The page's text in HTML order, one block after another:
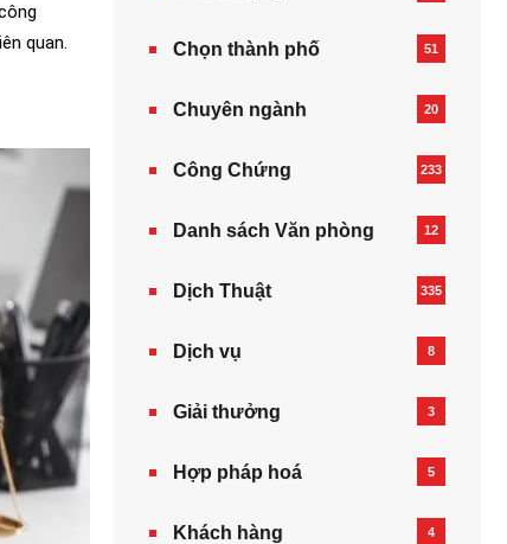
quan.
Chọn thành phố 51
Chuyên ngành 20
Công Chứng 233
Danh sách Văn phòng 12
Dịch Thuật 335
Dịch vụ 8
Giải thưởng 3
Hợp pháp hoá 5
Khách hàng 4